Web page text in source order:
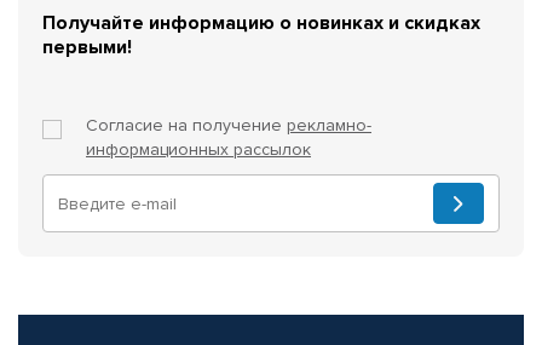
Получайте информацию о новинках и скидках
первыми!
Согласие на получение рекламно-
информационных рассылок